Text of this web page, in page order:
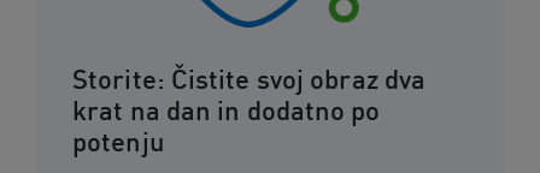
Storite: Čistite svoj obraz dva
krat na dan in dodatno po
potenju